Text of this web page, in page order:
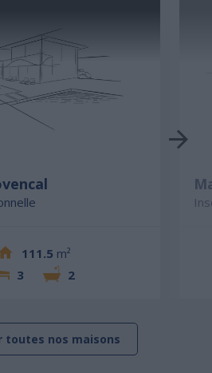
111.5 m²
3
2
toutes nos maisons